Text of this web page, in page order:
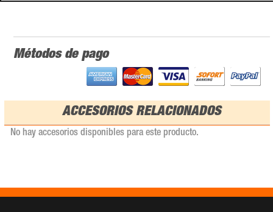
Métodos de pago
ACCESORIOS RELACIONADOS
No hay accesorios disponibles para este producto.